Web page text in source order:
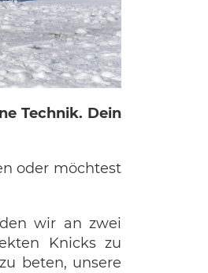
Technik. Dein
oder möchtest
wir an zwei
Knicks zu
beten, unsere